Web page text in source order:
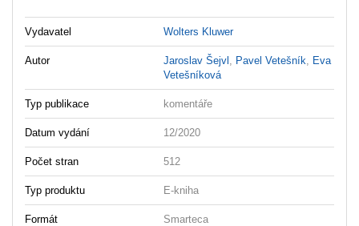
Vydavatel Wolters Kluwer
Autor Jaroslav Šejvl Pavel Vetešník
Eva
Vetešníková
Typ publikace komentáře
Datum vydání 12/2020
Počet stran 512
Typ produktu E-kniha
Formát Smarteca